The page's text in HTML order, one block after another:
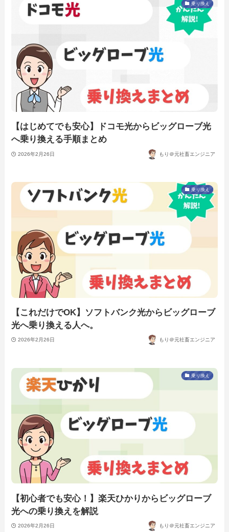
乗り換え
【はじめてでも安心】ドコモ光からビッグローブ光
へ乗り換える手順まとめ
2026年2月26日 もり＠元社畜エンジニア
乗り換え
【これだけでOK】ソフトバンク光からビッグローブ
光へ乗り換える人へ。
2026年2月26日 もり＠元社畜エンジニア
乗り換え
【初心者でも安心！】楽天ひかりからビッグローブ
光への乗り換えを解説
2026年2月26日 もり＠元社畜エンジニア